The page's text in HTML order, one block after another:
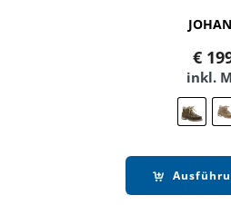
€
inkl.